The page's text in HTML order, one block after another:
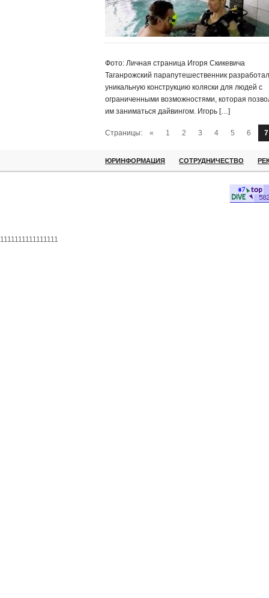
Фото: Личная страница Игоря Скикевича
Таганрожский парапутешественник разработал
уникальную конструкцию коляски для людей с
ограниченными возможностями, которая
им заниматься дайвингом. Игорь […]
Страницы: « 1 2 3 4 5 6 7
ЮРИНФОРМАЦИЯ СОТРУДНИЧЕСТВО
1111111111111111